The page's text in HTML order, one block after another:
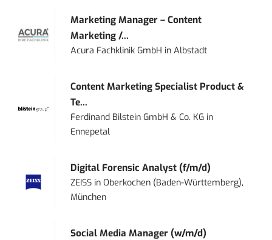
Marketing Manager – Content
Marketing /...
Acura Fachklinik GmbH inAlbstadt
Content Marketing Specialist Product &
Te...
Ferdinand Bilstein GmbH & Co. KG in
Ennepetal
Digital Forensic Analyst (f/m/d)
ZEISS inOberkochen (Baden-Württemberg),
München
Social Media Manager (w/m/d)